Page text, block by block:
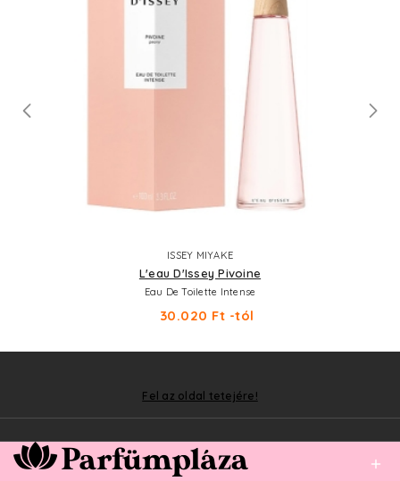
ISSEY MIYAKE
L'eau D'Issey Pivoine
Eau De Toilette Intense
30.020 Ft -tól
Fel az oldal tetejére!